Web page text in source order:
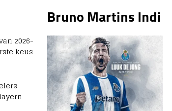
Bruno Martins Indi
2026-
keus